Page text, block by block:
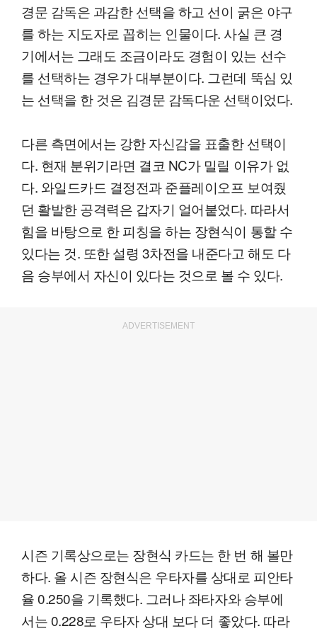
경문 감독은 과감한 선택을 하고 선이 굵은 야구
를 하는 지도자로 꼽히는 인물이다. 사실 큰 경
기에서는 그래도 조금이라도 경험이 있는 선수
를 선택하는 경우가 대부분이다. 그런데 뚝심 있
는 선택을 한 것은 김경문 감독다운 선택이었다.
다른 측면에서는 강한 자신감을 표출한 선택이
다. 현재 분위기라면 결코 NC가 밀릴 이유가 없
다. 와일드카드 결정전과 준플레이오프 보여줬
던 활발한 공격력은 갑자기 얼어붙었다. 따라서
힘을 바탕으로 한 피칭을 하는 장현식이 통할 수
있다는 것. 또한 설령 3차전을 내준다고 해도 다
음 승부에서 자신이 있다는 것으로 볼 수 있다.
ADVERTISEMENT
시즌 기록상으로는 장현식 카드는 한 번 해 볼만
하다. 올 시즌 장현식은 우타자를 상대로 피안타
율 0.250을 기록했다. 그러나 좌타자와 승부에
서는 0.228로 우타자 상대 보다 더 좋았다. 따라